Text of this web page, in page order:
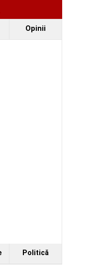
Opinii
Politică